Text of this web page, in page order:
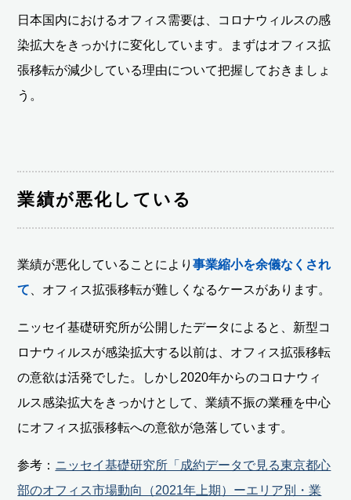
日本国内におけるオフィス需要は、コロナウィルスの感
染拡大をきっかけに変化しています。まずはオフィス拡
張移転が減少している理由について把握しておきましょ
う。
業績が悪化している
業績が悪化していることにより事業縮小を余儀なくされ
て 、オフィス拡張移転が難しくなるケースがあります。
ニッセイ基礎研究所が公開したデータによると、新型コ
ロナウィルスが感染拡大する以前は、オフィス拡張移転
の意欲は活発でした。しかし2020年からのコロナウィ
ルス感染拡大をきっかけとして、業績不振の業種を中心
にオフィス拡張移転への意欲が急落しています。
参考： ニッセイ基礎研究所「成約データで見る東京都心
部のオフィス市場動向（2021年上期）ーエリア別・業